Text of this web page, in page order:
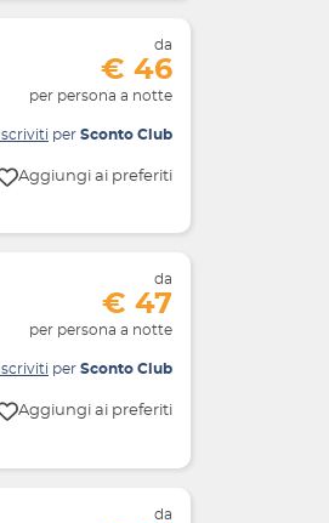
da
€ 46
per persona a notte
Iscriviti per Sconto Club
Aggiungi ai preferiti
da
€ 47
per persona a notte
Iscriviti per Sconto Club
Aggiungi ai preferiti
da